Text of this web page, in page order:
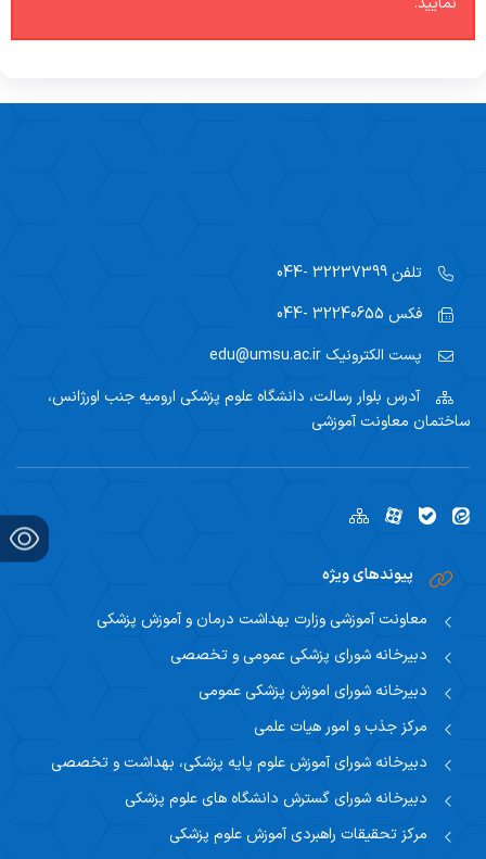
تلفن
فکس
پست الکترونیک
آدرس بلوار رسالت، دانشگاه علوم پزشکی ارومیه جنب اورژانس،
ساختمان معاونت آموزشی
پیوندهای ویژه
معاونت آموزشی وزارت بهداشت درمان و آموزش پزشکی
دبیرخانه شورای پزشکی عمومی و تخصصی
دبیرخانه شورای اموزش پزشکی عمومی
مرکز جذب و امور هیات علمی
دبیرخانه شورای آموزش علوم پایه پزشکی، بهداشت و تخصصی
دبیرخانه شورای گسترش دانشگاه های علوم پزشکی
مرکز تحقیقات راهبردی آموزش علوم پزشکی